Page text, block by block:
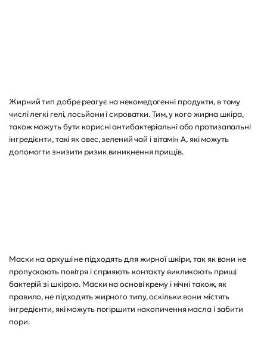
Жирний тип добре реагує на некомедогенні продукти, в тому
числі легкі гелі, лосьйони і сироватки. Тим, у кого жирна шкіра,
також можуть бути корисні антибактеріальні або протизапальні
інгредієнти, такі як овес, зелений чай і вітамін А, які можуть
допомогти знизити ризик виникнення прищів.
Маски на аркуші не підходять для жирної шкіри, так як вони не
пропускають повітря і сприяють контакту викликають прищі
бактерій зі шкірою. Маски на основі крему і нічні також, як
правило, не підходять жирного типу, оскільки вони містять
інгредієнти, які можуть погіршити накопичення масла і забити
пори.